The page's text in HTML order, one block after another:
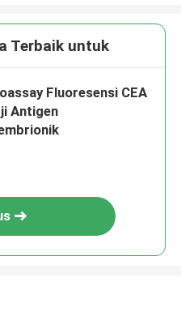
Terbaik untuk
Fluoresensi CEA
Antigen